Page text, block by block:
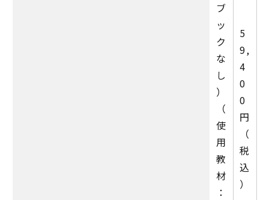
ブ
ッ
ク
な
し
）
（
使
用
教
材
：
5
9,
4
0
0
円
（
税
込
）